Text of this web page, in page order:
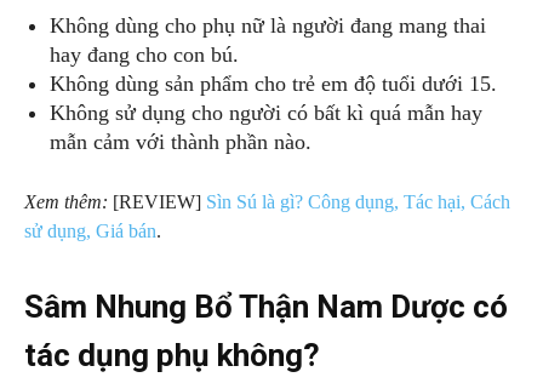
Không dùng cho phụ nữ là người đang mang thai
hay đang cho con bú.
Không dùng sản phẩm cho trẻ em độ tuổi dưới 15.
Không sử dụng cho người có bất kì quá mẫn hay
mẫn cảm với thành phần nào.
Xem thêm: [REVIEW] Sìn Sú là gì? Công dụng, Tác hại, Cách
sử dụng, Giá bán.
Sâm Nhung Bổ Thận Nam Dược có
tác dụng phụ không?